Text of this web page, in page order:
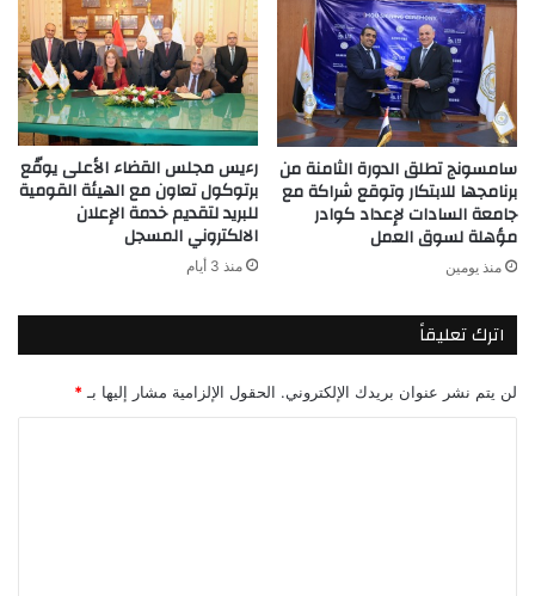
سامسونج تطلق الدورة الثامنة من
برنامجها للابتكار وتوقع شراكة مع
جامعة السادات لإعداد كوادر
مؤهلة لسوق العمل
منذ يومين
رءيس مجلس القضاء الأعلى يوقّع
برتوكول تعاون مع الهيئة القومية
للبريد لتقديم خدمة الإعلان
الالكتروني المسجل
منذ 3 أيام
اترك تعليقاً
لن يتم نشر عنوان بريدك الإلكتروني. الحقول الإلزامية مشار إليها بـ *